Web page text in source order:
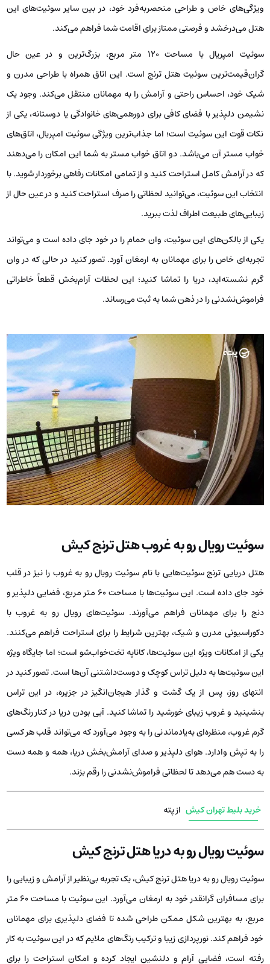
ویژگی‌های خاص و طراحی منحصربه‌فرد خود، در بین سایر سوئیت‌های این
هتل می‌درخشد و فرصتی ممتاز برای اقامت شما فراهم می‌کند.
سوئیت امپریال با مساحت 120 متر مربع، بزرگ‌ترین و در عین حال
گران‌قیمت‌ترین سوئیت هتل ترنج است. این اتاق همراه با طراحی مدرن و
شیک خود، احساس راحتی و آرامش را به مهمانان منتقل می‌کند. وجود یک
نشیمن دلپذیر با فضای کافی برای دورهمی‌های خانوادگی یا دوستانه، یکی از
نکات قوت این سوئیت است؛ اما جذاب‌ترین ویژگی سوئیت امپریال، اتاق‌های
خواب مستر آن می‌باشد. دو اتاق خواب مستر به شما این امکان را می‌دهند
که در آرامش کامل استراحت کنید و از تمامی امکانات رفاهی برخوردار شوید. با
انتخاب این سوئیت، می‌توانید لحظاتی را صرف استراحت کنید و در عین حال از
زیبایی‌های طبیعت اطراف لذت ببرید.
یکی از بالکن‌های این سوئیت، وان حمام را در خود جای داده است و می‌تواند
تجربه‌ای خاص را برای مهمانان به ارمغان ‌آورد. تصور کنید در حالی که در وان
گرم نشسته‌اید، دریا را تماشا ‌کنید؛ این لحظات آرام‌بخش قطعاً خاطراتی
فراموش‌نشدنی را در ذهن شما به ثبت می‌رساند.
سوئیت رویال رو به غروب هتل ترنج کیش
هتل دریایی ترنج سوئیت‌هایی با نام سوئیت رویال رو به غروب را نیز در قلب
خود جای داده است. این سوئیت‌ها با مساحت 60 متر مربع، فضایی دلپذیر و
دنج را برای مهمانان فراهم می‌آورند. سوئیت‌های رویال رو به غروب با
دکوراسیونی مدرن و شیک، بهترین شرایط را برای استراحت فراهم می‌کنند.
یکی از امکانات ویژه این سوئیت‌ها، کاناپه تخت‌خواب‌شو است؛ اما جایگاه ویژه
این سوئیت‌ها به دلیل تراس کوچک و دوست‌داشتنی آن‌ها است. تصور کنید در
انتهای روز، پس از یک گشت و گذار هیجان‌انگیز در جزیره، در این تراس
بنشینید و غروب زیبای خورشید را تماشا کنید. آبی بودن دریا در کنار رنگ‌های
گرم غروب، منظره‌ای به‌یادماندنی را به وجود می‌آورد که می‌تواند قلب هر کسی
را به تپش وادارد. هوای دلپذیر و صدای آرامش‌بخش دریا، همه و همه دست
به دست هم می‌دهد تا لحظاتی فراموش‌نشدنی را رقم بزند.
خرید بلیط تهران کیش از پته
سوئیت رویال رو به دریا هتل ترنج کیش
سوئیت رویال رو به دریا هتل ترنج کیش، یک تجربه بی‌نظیر از آرامش و زیبایی را
برای مسافران گرانقدر خود به ارمغان می‌آورد. این سوئیت با مساحت 60 متر
مربع، به بهترین شکل ممکن طراحی شده تا فضای دلپذیری برای مهمانان
خود فراهم کند. نورپردازی زیبا و ترکیب رنگ‌های ملایم که در این سوئیت به کار
رفته است، فضایی آرام و دلنشین ایجاد کرده و امکان استراحت را برای